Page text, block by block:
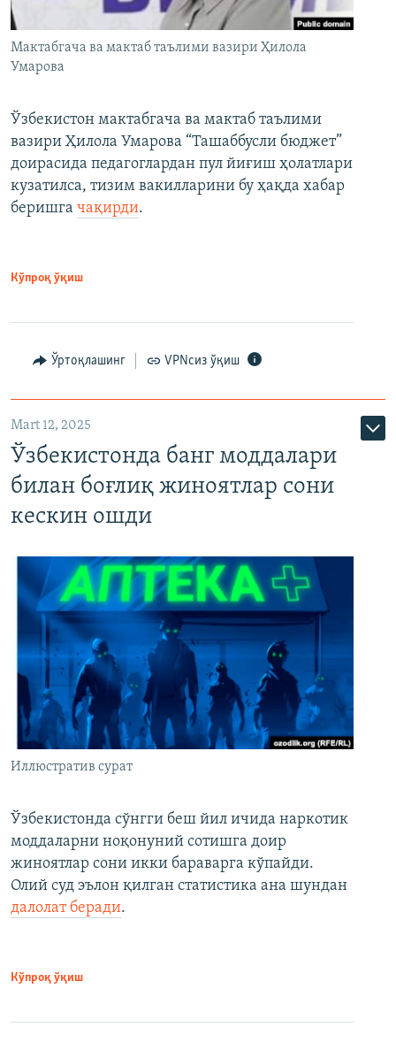
Мактабгача ва мактаб таълими вазири Ҳилола
Умарова
Ўзбекистон мактабгача ва мактаб таълими
вазири Ҳилола Умарова “Ташаббусли бюджет”
доирасида педагоглардан пул йиғиш ҳолатлари
кузатилса, тизим вакилларини бу ҳақда хабар
беришга чақирди.
Кўпроқ ўқиш
Ўртоқлашинг VPNсиз ўқиш
Mart 12, 2025
Ўзбекистонда банг моддалари
билан боғлиқ жиноятлар сони
кескин ошди
Иллюстратив сурат
Ўзбекистонда сўнгги беш йил ичида наркотик
моддаларни ноқонуний сотишга доир
жиноятлар сони икки бараварга кўпайди.
Олий суд эълон қилган статистика ана шундан
далолат беради.
Кўпроқ ўқиш